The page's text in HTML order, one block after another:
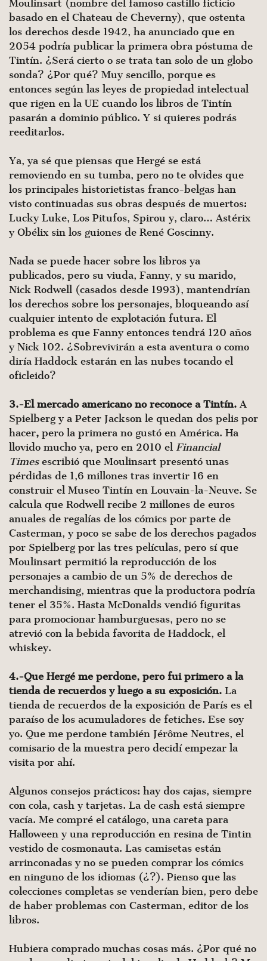
Moulinsart (nombre del famoso castillo ficticio
basado en el Chateau de Cheverny), que ostenta
los derechos desde 1942, ha anunciado que en
2054 podría publicar la primera obra póstuma de
Tintín. ¿Será cierto o se trata tan solo de un globo
sonda? ¿Por qué? Muy sencillo, porque es
entonces según las leyes de propiedad intelectual
que rigen en la UE cuando los libros de Tintín
pasarán a dominio público. Y si quieres podrás
reeditarlos.
Ya, ya sé que piensas que Hergé se está
removiendo en su tumba, pero no te olvides que
los principales historietistas franco-belgas han
visto continuadas sus obras después de muertos:
Lucky Luke, Los Pitufos, Spirou y, claro… Astérix
y Obélix sin los guiones de René Goscinny.
Nada se puede hacer sobre los libros ya
publicados, pero su viuda, Fanny, y su marido,
Nick Rodwell (casados desde 1993), mantendrían
los derechos sobre los personajes, bloqueando así
cualquier intento de explotación futura. El
problema es que Fanny entonces tendrá 120 años
y Nick 102. ¿Sobrevivirán a esta aventura o como
diría Haddock estarán en las nubes tocando el
oficleido?
3.-El mercado americano no reconoce a Tintín. A
Spielberg y a Peter Jackson le quedan dos pelis por
hacer, pero la primera no gustó en América. Ha
llovido mucho ya, pero en 2010 el Financial
Timesescribió que Moulinsart presentó unas
pérdidas de 1,6 millones tras invertir 16 en
construir el Museo Tintín en Louvain-la-Neuve. Se
calcula que Rodwell recibe 2 millones de euros
anuales de regalías de los cómics por parte de
Casterman, y poco se sabe de los derechos pagados
por Spielberg por las tres películas, pero sí que
Moulinsart permitió la reproducción de los
personajes a cambio de un 5% de derechos de
merchandising, mientras que la productora podría
tener el 35%. Hasta McDonalds vendió figuritas
para promocionar hamburguesas, pero no se
atrevió con la bebida favorita de Haddock, el
whiskey.
4.-Que Hergé me perdone, pero fui primero a la
tienda de recuerdos y luego a su exposición. La
tienda de recuerdos de la exposición de París es el
paraíso de los acumuladores de fetiches. Ese soy
yo. Que me perdone también Jérôme Neutres, el
comisario de la muestra pero decidí empezar la
visita por ahí.
Algunos consejos prácticos: hay dos cajas, siempre
con cola, cash y tarjetas. La de cash está siempre
vacía. Me compré el catálogo, una careta para
Halloween y una reproducción en resina de Tintin
vestido de cosmonauta. Las camisetas están
arrinconadas y no se pueden comprar los cómics
en ninguno de los idiomas (¿?). Pienso que las
colecciones completas se venderían bien, pero debe
de haber problemas con Casterman, editor de los
libros.
Hubiera comprado muchas cosas más. ¿Por qué no